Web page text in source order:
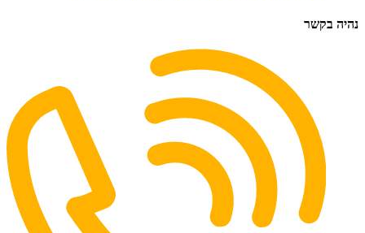
נהיה בקשר